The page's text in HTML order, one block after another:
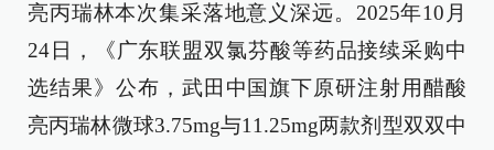
亮丙瑞林本次集采落地意义深远。2025年10月
24日，《广东联盟双氯芬酸等药品接续采购中
选结果》公布，武田中国旗下原研注射用醋酸
亮丙瑞林微球3.75mg与11.25mg两款剂型双双中